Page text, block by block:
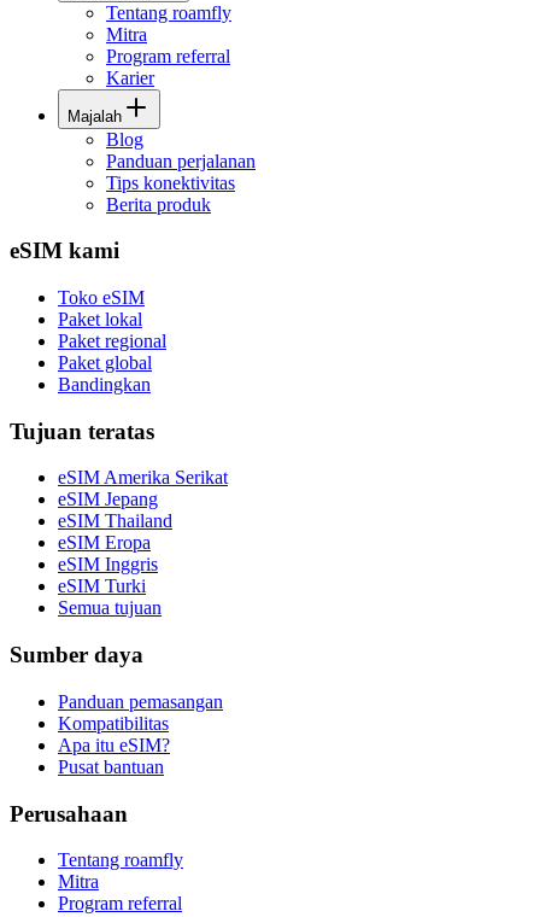
Tentang roamfly
Mitra
Program referral
Karier
Majalah
Blog
Panduan perjalanan
Tips konektivitas
Berita produk
eSIM kami
Toko eSIM
Paket lokal
Paket regional
Paket global
Bandingkan
Tujuan teratas
eSIM Amerika Serikat
eSIM Jepang
eSIM Thailand
eSIM Eropa
eSIM Inggris
eSIM Turki
Semua tujuan
Sumber daya
Panduan pemasangan
Kompatibilitas
Apa itu eSIM?
Pusat bantuan
Perusahaan
Tentang roamfly
Mitra
Program referral